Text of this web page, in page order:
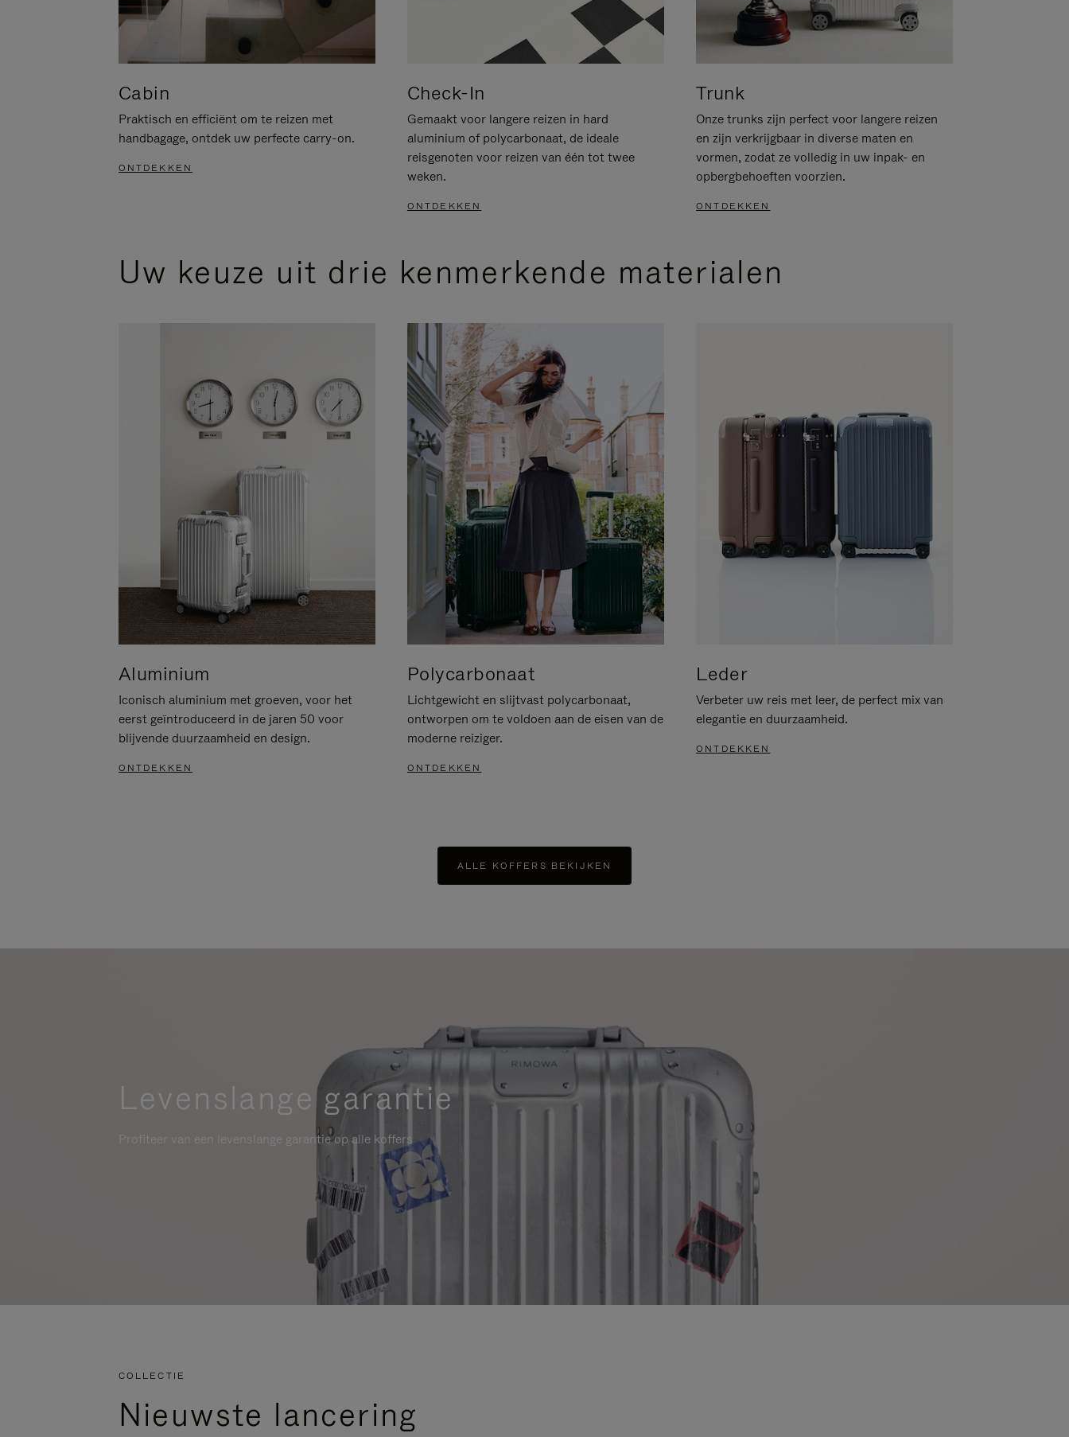
Cabin
Praktisch en efficiënt om te reizen met
handbagage, ontdek uw perfecte carry-on.
ONTDEKKEN
Check-In
Gemaakt voor langere reizen in hard
aluminium of polycarbonaat, de ideale
reisgenoten voor reizen van één tot twee
weken.
ONTDEKKEN
Trunk
Onze trunks zijn perfect voor langere reizen
en zijn verkrijgbaar in diverse maten en
vormen, zodat ze volledig in uw inpak- en
opbergbehoeften voorzien.
ONTDEKKEN
Uw keuze uit drie kenmerkende materialen
Aluminium
Iconisch aluminium met groeven, voor het
eerst geïntroduceerd in de jaren 50 voor
blijvende duurzaamheid en design.
ONTDEKKEN
Polycarbonaat
Lichtgewicht en slijtvast polycarbonaat,
ontworpen om te voldoen aan de eisen van de
moderne reiziger.
ONTDEKKEN
Leder
Verbeter uw reis met leer, de perfect mix van
elegantie en duurzaamheid.
ONTDEKKEN
ALLE KOFFERS BEKIJKEN
Levenslange garantie
Profiteer van een levenslange garantie op alle koffers
COLLECTIE
Nieuwste lancering